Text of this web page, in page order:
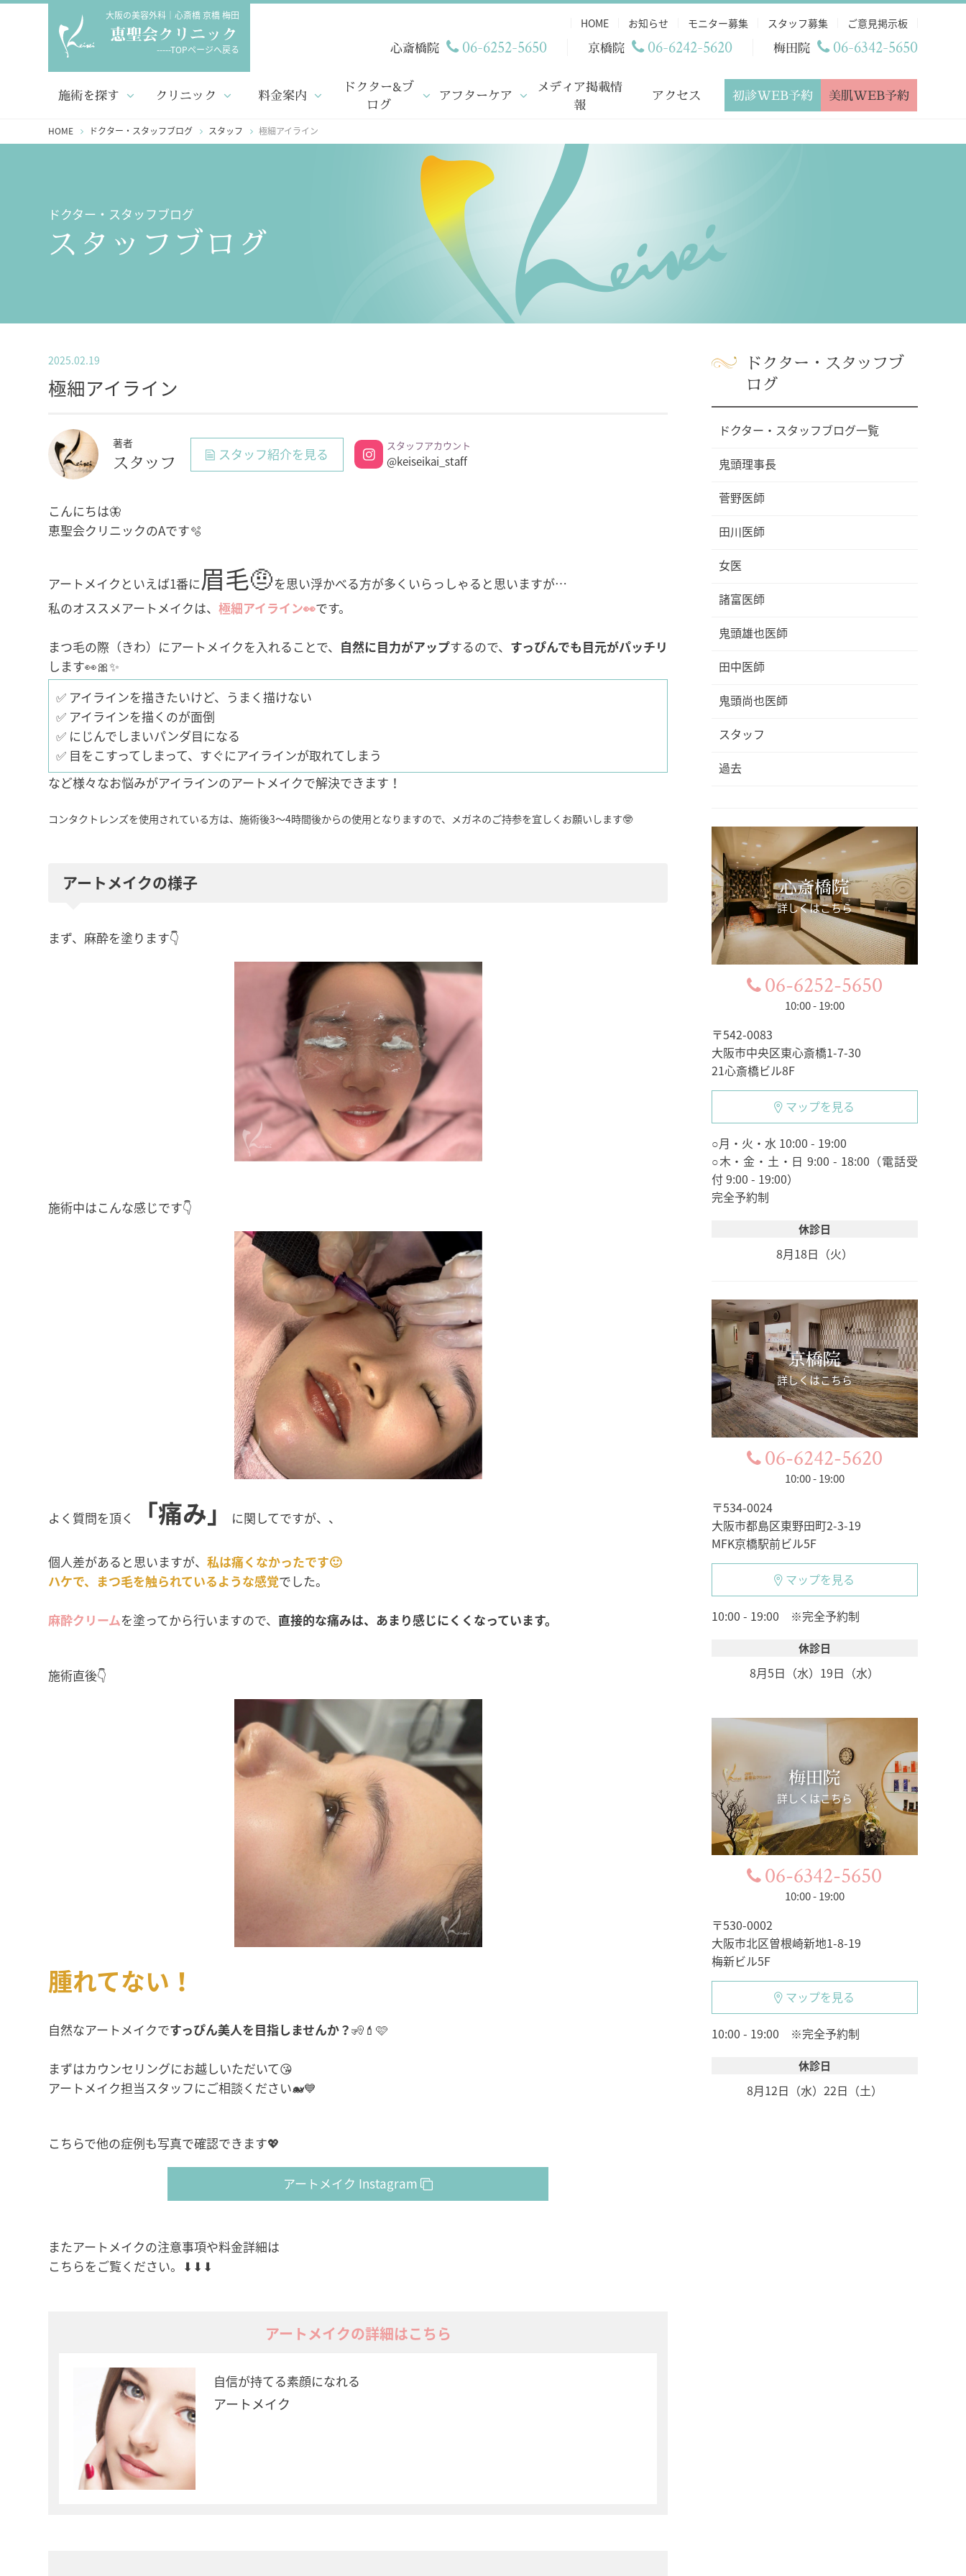
大阪の美容外科｜心斎橋 京橋 梅田
-----TOPページへ戻る
HOME お知らせ モニター募集 スタッフ募集 ご意見掲示板
梅田院 06-6342-5650
京橋院 06-6242-5620
心斎橋院 06-6252-5650
施術を探す クリニック 料金案内
ドクター&ブ
ログ
アフターケア
メディア掲載情
報
アクセス 初診WEB予約 美肌WEB予約
HOME ドクター・スタッフブログ スタッフ 極細アイライン
ドクター・スタッフブログ
スタッフブログ
2025.02.19
極細アイライン
著者
スタッフ スタッフ紹介を見る スタッフアカウント
@keiseikai_staff
こんにちは🦋
恵聖会クリニックのAです🫧
アートメイクといえば1番に眉毛🤨を思い浮かべる方が多くいらっしゃると思いますが…
私のオススメアートメイクは、極細アイライン👀です。
まつ毛の際（きわ）にアートメイクを入れることで、 自然に目力がアップするので、 すっぴんでも目元がパッチリ
します👀🎀✨
✅ アイラインを描きたいけど、うまく描けない
✅ アイラインを描くのが面倒
✅ にじんでしまいパンダ目になる
✅ 目をこすってしまって、すぐにアイラインが取れてしまう
など様々なお悩みがアイラインのアートメイクで解決できます！
コンタクトレンズを使用されている方は、施術後3〜4時間後からの使用となりますので、メガネのご持参を宜しくお願いします🤓
アートメイクの様子
まず、麻酔を塗ります👇
施術中はこんな感じです👇
よく質問を頂く 「痛み」 に関してですが、、
個人差があると思いますが、私は痛くなかったです🙂
ハケで、まつ毛を触られているような感覚でした。
麻酔クリームを塗ってから行いますので、 直接的な痛みは、あまり感じにくくなっています。
施術直後👇
腫れてない！
自然なアートメイクですっぴん美人を目指しませんか？🧏💄🩷
まずはカウンセリングにお越しいただいて😘
アートメイク担当スタッフにご相談ください🐋💙
こちらで他の症例も写真で確認できます💖
アートメイク Instagram
またアートメイクの注意事項や料金詳細は
こちらをご覧ください。⬇⬇⬇
アートメイクの詳細はこちら
自信が持てる素顔になれる
アートメイク
ドクター・スタッフブ
ログ
ドクター・スタッフブログ一覧
鬼頭理事長
菅野医師
田川医師
女医
諸富医師
鬼頭雄也医師
田中医師
鬼頭尚也医師
スタッフ
過去
心斎橋院
詳しくはこちら
06-6252-5650
10:00 - 19:00
〒542-0083
大阪市中央区東心斎橋1-7-30
21心斎橋ビル8F
マップを見る
○月・火・水 10:00 - 19:00
○木・金・土・日 9:00 - 18:00（電話受
付 9:00 - 19:00）
完全予約制
休診日
8月18日（火）
京橋院
詳しくはこちら
06-6242-5620
10:00 - 19:00
〒534-0024
大阪市都島区東野田町2-3-19
MFK京橋駅前ビル5F
マップを見る
10:00 - 19:00 ※完全予約制
休診日
8月5日（水） 19日（水）
梅田院
詳しくはこちら
06-6342-5650
10:00 - 19:00
〒530-0002
大阪市北区曽根崎新地1-8-19
梅新ビル5F
マップを見る
10:00 - 19:00 ※完全予約制
休診日
8月12日（水） 22日（土）